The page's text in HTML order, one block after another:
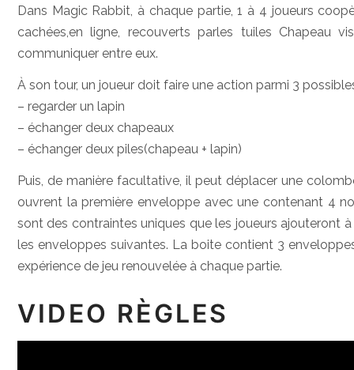
Dans Magic Rabbit, à chaque partie, 1 à 4 joueurs
cachées,en ligne, recouverts parles tuiles Chapeau
communiquer entre eux.
À son tour, un joueur doit faire une action parmi 3
– regarder un lapin
– échanger deux chapeaux
– échanger deux piles(chapeau + lapin)
Puis, de manière facultative, il peut déplacer une
ouvrent la première enveloppe avec une contenant 4
sont des contraintes uniques que les joueurs ajouteront
les enveloppes suivantes. La boite contient 3
expérience de jeu renouvelée à chaque partie.
VIDEO RÈGLES